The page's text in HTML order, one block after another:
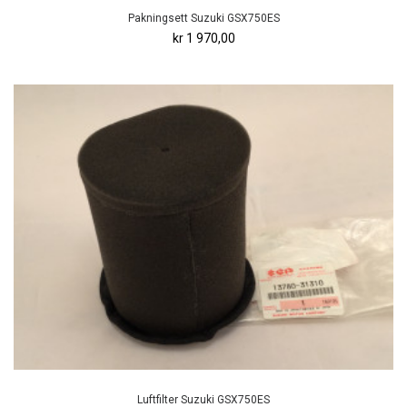
Pakningsett Suzuki GSX750ES
kr 1 970,00
Luftfilter Suzuki GSX750ES